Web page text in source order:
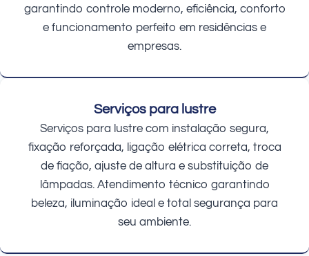
garantindo controle moderno, eficiência, conforto
e funcionamento perfeito em residências e
empresas.
Serviços para lustre
Serviços para lustre com instalação segura,
fixação reforçada, ligação elétrica correta, troca
de fiação, ajuste de altura e substituição de
lâmpadas. Atendimento técnico garantindo
beleza, iluminação ideal e total segurança para
seu ambiente.